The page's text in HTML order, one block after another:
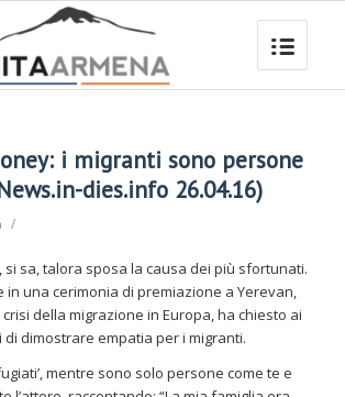
i migranti sono persone
dies.info 26.04.16)
/
si sa, talora sposa la causa dei più sfortunati.
in una cerimonia di premiazione a Yerevan,
della migrazione in Europa, ha chiesto ai
dimostrare empatia per i migranti.
mentre sono solo persone come te e